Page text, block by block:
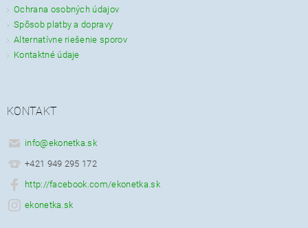
Ochrana osobných údajov
Spôsob platby a dopravy
Alternatívne riešenie sporov
Kontaktné údaje
KONTAKT
info@ekonetka.sk
+421 949 295 172
http://facebook.com/ekonetka.sk
ekonetka.sk